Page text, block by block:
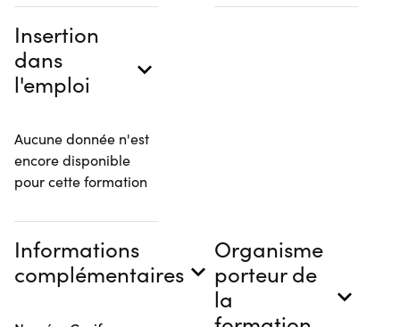
Insertion
dans
l'emploi
Aucune donnée n'est
encore disponible
pour cette formation
Informations
complémentaires
Organisme
porteur de
la